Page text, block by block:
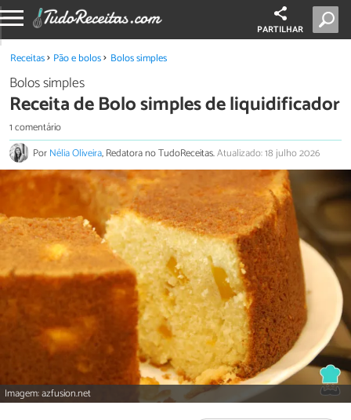
PARTILHAR
Receitas Pão e bolos Bolos simples
Bolos simples
Receita de Bolo simples de liquidificador
1 comentário
PorNélia Oliveira, Redatora no TudoReceitas.Atualizado: 18 julho 2026
Imagem: azfusion.net